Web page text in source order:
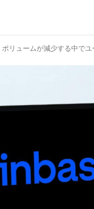
リュームが減少する中で